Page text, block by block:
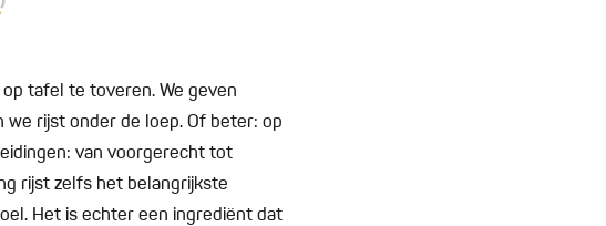
tafel te toveren. We geven
we rijst onder de loep. Of beter: op
van voorgerecht tot
rijst zelfs het belangrijkste
Het is echter een ingrediënt dat